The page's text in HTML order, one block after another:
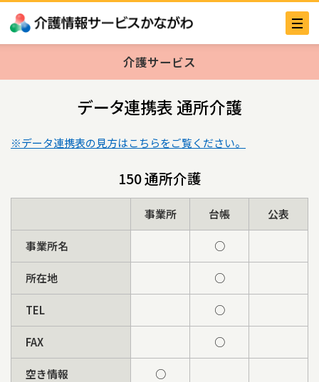
介護サービス
データ連携表 通所介護
※データ連携表の見方はこちらをご覧ください。
150 通所介護
事業所 台帳 公表
事業所名 ○
所在地 ○
TEL ○
FAX ○
空き情報 ○